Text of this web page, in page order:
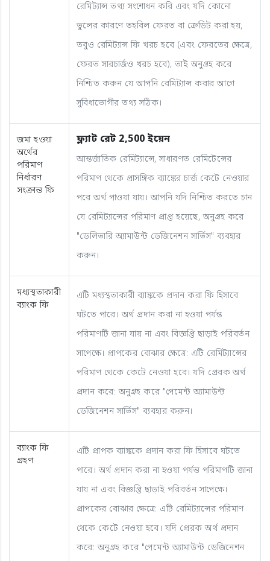
রেমিট্যান্স তথ্য সংশোধন করি এবং যদি কোনো
ভুলের কারণে তহবিল ফেরত বা ক্রেডিট করা হয়,
তবুও রেমিট্যান্স ফি খরচ হবে (এবং ফেরতের ক্ষেত্রে,
ফেরত সারচার্জও খরচ হবে), তাই অনুগ্রহ করে
নিশ্চিত করুন যে আপনি রেমিট্যান্স করার আগে
সুবিধাভোগীর তথ্য সঠিক।
জমা হওয়া
অর্থের
পরিমাণ
নির্ধারণ
সংক্রান্ত ফি
ফ্ল্যাট রেট 2,500 ইয়েন
আন্তর্জাতিক রেমিট্যান্সে, সাধারণত রেমিটেন্সের
পরিমাণ থেকে প্রাসঙ্গিক ব্যাঙ্কের চার্জ কেটে নেওয়ার
পরে অর্থ পাওয়া যায়। আপনি যদি নিশ্চিত করতে চান
যে রেমিট্যান্সের পরিমাণ প্রাপ্ত হয়েছে, অনুগ্রহ করে
"ডেলিভারি অ্যামাউন্ট ডেজিনেশন সার্ভিস" ব্যবহার
করুন।
মধ্যস্থতাকারী
ব্যাংক ফি
এটি মধ্যস্থতাকারী ব্যাঙ্ককে প্রদান করা ফি হিসাবে
ঘটতে পারে। অর্থ প্রদান করা না হওয়া পর্যন্ত
পরিমাণটি জানা যায় না এবং বিজ্ঞপ্তি ছাড়াই পরিবর্তন
সাপেক্ষে। প্রাপকের বোঝার ক্ষেত্রে: এটি রেমিট্যান্সের
পরিমাণ থেকে কেটে নেওয়া হবে। যদি প্রেরক অর্থ
প্রদান করে: অনুগ্রহ করে "পেমেন্ট অ্যামাউন্ট
ডেজিনেশন সার্ভিস" ব্যবহার করুন।
ব্যাংক ফি
গ্রহণ
এটি প্রাপক ব্যাঙ্ককে প্রদান করা ফি হিসাবে ঘটতে
পারে। অর্থ প্রদান করা না হওয়া পর্যন্ত পরিমাণটি জানা
যায় না এবং বিজ্ঞপ্তি ছাড়াই পরিবর্তন সাপেক্ষে।
প্রাপকের বোঝার ক্ষেত্রে: এটি রেমিট্যান্সের পরিমাণ
থেকে কেটে নেওয়া হবে। যদি প্রেরক অর্থ প্রদান
করে: অনুগ্রহ করে "পেমেন্ট অ্যামাউন্ট ডেজিনেশন